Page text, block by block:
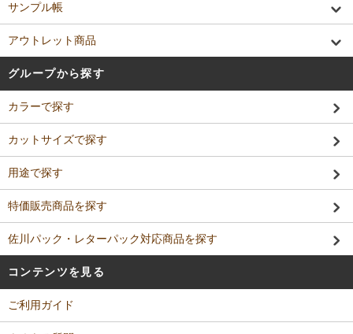
サンプル帳
アウトレット商品
グループから探す
カラーで探す
カットサイズで探す
用途で探す
特価販売商品を探す
佐川パック・レターパック対応商品を探す
コンテンツを見る
ご利用ガイド